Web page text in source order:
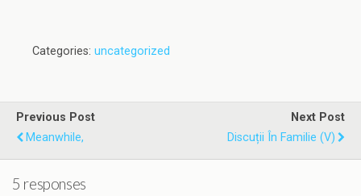
Categories: uncategorized
Previous Post
Meanwhile,
Next Post
Discuții În Familie (V)
5 responses